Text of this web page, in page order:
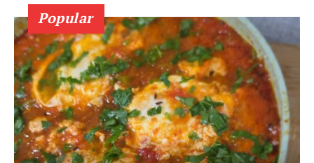
Popular